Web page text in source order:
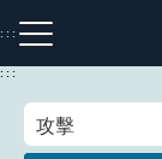
到
主
:::
注音索引圖示
:::